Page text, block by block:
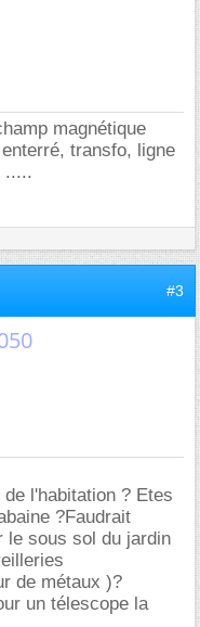
magnétique
transfo, ligne
.....
#3
l'habitation ? Etes
?Faudrait
le sous sol du jardin
de métaux )?
un télescope la